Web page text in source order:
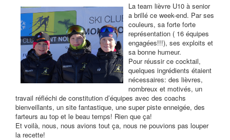
La team lièvre U10 à senior
a brillé ce week-end. Par ses
couleurs, sa forte forte
représentation ( 16 équipes
engagées!!!), ses exploits et
sa bonne humeur.
Pour réussir ce cocktail,
quelques ingrédients étaient
nécessaires: des lièvres,
nombreux et motivés, un
travail réfléchi de constitution d’équipes avec des coachs
bienveillants, un site fantastique, une super piste enneigée, des
farteurs au top et le beau temps! Rien que ça!
Et voilà, nous, nous avions tout ça, nous ne pouvions pas louper
la recette!